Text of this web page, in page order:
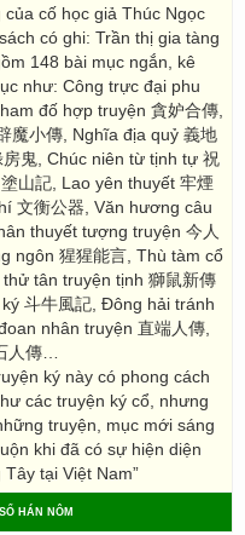
cố học giả Thúc Ngọc
có ghi: Trần thị gia tàng
148 bài mục ngắn, kê
như: Công trực đại phu
đố hợp truyện 貪妒合傳,
魔小傳, Nghĩa địa quỷ 義地
鬼, Chúc niên từ tịnh tự 祝
山記, Lao yên thuyết 牢煙
文衡公器, Văn hương câu
thuyết tượng truyện 今人
ngôn 猩猩能言, Thù tàm cổ
tân truyện tịnh 獅鼠新傳
斗牛風記, Đông hải tránh
nhân truyện 直端人傳,
人傳…
ký này có phong cách
các truyện ký cổ, nhưng
truyện, mục mới sáng
khi đã có sự hiện diện
tại Việt Nam”
HÁN NÔM